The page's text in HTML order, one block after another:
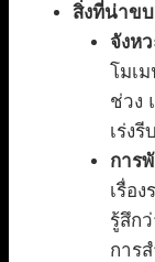
สิ่งที่น่าข
จังหว
โมเ
ช่วง
เร่งรี
การ
เรื่อ
รู้สึก
การ